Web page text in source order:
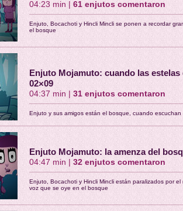
04:23 min | 61 enjutos comentaron
Enjuto, Bocachoti y Hincli Mincli se ponen a recordar
el bosque
Enjuto Mojamuto: cuando las
02×09
04:37 min | 31 enjutos comentaron
Enjuto y sus amigos están el bosque, cuando
Enjuto Mojamuto: la amenza del
04:47 min | 32 enjutos comentaron
Enjuto, Bocachoti y Hincli Mincli están paralizados por
voz que se oye en el bosque